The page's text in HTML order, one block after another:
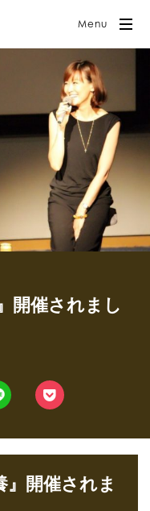
Menu
開催されまし
』開催されま